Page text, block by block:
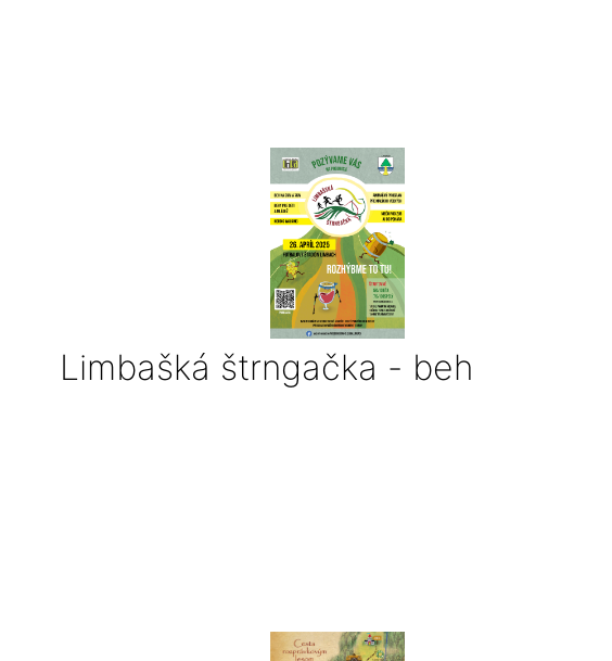
Limbašká štrngačka - beh